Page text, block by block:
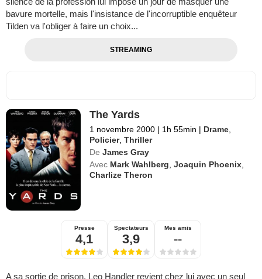
bavure mortelle, mais l'insistance de l'incorruptible enquêteur
Tilden va l'obliger à faire un choix...
STREAMING
The Yards
1 novembre 2000 | 1h 55min | Drame
Policier,Thriller
De James Gray
Avec Mark Wahlberg ,Joaquin Phoenix
Charlize Theron
Presse
4,1
Spectateurs
3,9
Mes amis
--
A sa sortie de prison, Leo Handler revient chez lui avec un seul